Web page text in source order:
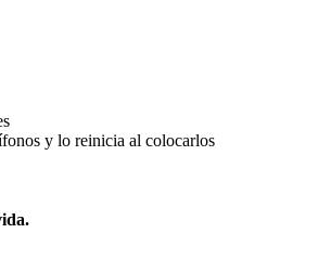
y lo reinicia al colocarlos